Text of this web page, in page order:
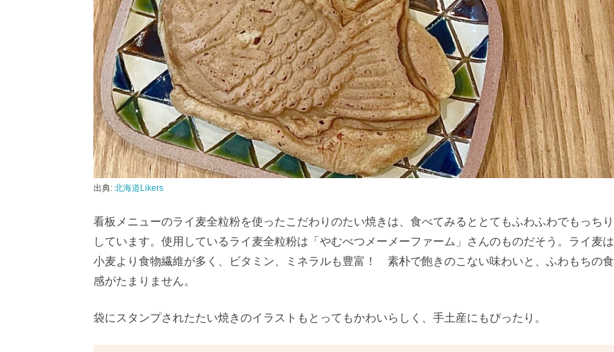
出典: 北海道Likers
看板メニューのライ麦全粒粉を使ったこだわりのたい焼きは、食べてみるととてもふわふわでもっちり
しています。使用しているライ麦全粒粉は「やむべつメーメーファーム」さんのものだそう。ライ麦は
小麦より食物繊維が多く、ビタミン、ミネラルも豊富！ 素朴で飽きのこない味わいと、ふわもちの食
感がたまりません。
袋にスタンプされたたい焼きのイラストもとってもかわいらしく、手土産にもぴったり。